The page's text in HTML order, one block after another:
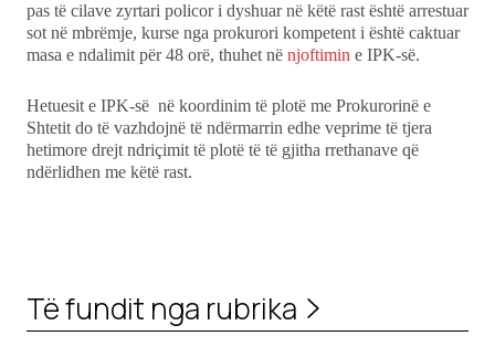
pas të cilave zyrtari policor i dyshuar në këtë rast është arrestuar
sot në mbrëmje, kurse nga prokurori kompetent i është caktuar
masa e ndalimit për 48 orë, thuhet në njoftimin e IPK-së.
Hetuesit e IPK-së në koordinim të plotë me Prokurorinë e
Shtetit do të vazhdojnë të ndërmarrin edhe veprime të tjera
hetimore drejt ndriçimit të plotë të të gjitha rrethanave që
ndërlidhen me këtë rast.
Të fundit nga rubrika